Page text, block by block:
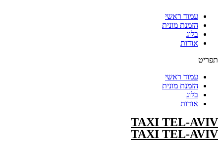
עמוד ראשי
הזמנת מונית
בלוג
אודות
תפריט
עמוד ראשי
הזמנת מונית
בלוג
אודות
TAXI TEL-AVIV
TAXI TEL-AVIV